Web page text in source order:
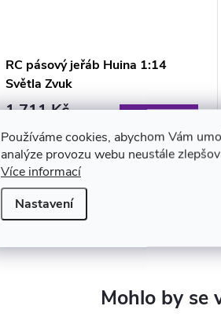
Používáme cookies, abychom Vám
analýze provozu webu neustále
Více informací
Nastavení
RC pásový jeřáb Huina 1:14
Světla Zvuk
1 711 Kč